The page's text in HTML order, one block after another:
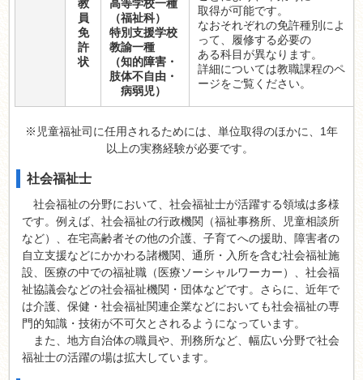
教
員
免
許
状
高等学校一種
（福祉科）
特別支援学校
教諭一種
（知的障害・
肢体不自由・
病弱児）
取得が可能です。
なおそれぞれの免許種別によ
って、履修する必要の
ある科目が異なります。
詳細については教職課程のペ
ージをご覧ください。
※児童福祉司に任用されるためには、単位取得のほかに、1年
以上の実務経験が必要です。
社会福祉士
社会福祉の分野において、社会福祉士が活躍する領域は多様
です。例えば、社会福祉の行政機関（福祉事務所、児童相談所
など）、在宅高齢者その他の介護、子育てへの援助、障害者の
自立支援などにかかわる諸機関、通所・入所を含む社会福祉施
設、医療の中での福祉職（医療ソーシャルワーカー）、社会福
祉協議会などの社会福祉機関・団体などです。さらに、近年で
は介護、保健・社会福祉関連企業などにおいても社会福祉の専
門的知識・技術が不可欠とされるようになっています。
また、地方自治体の職員や、刑務所など、幅広い分野で社会
福祉士の活躍の場は拡大しています。